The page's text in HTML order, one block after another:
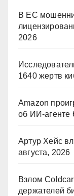
В ЕС
2026
1640 жертв
Amazon
об ИИ-агенте
Артур Хейс
августа, 2026
Взлом
держателей